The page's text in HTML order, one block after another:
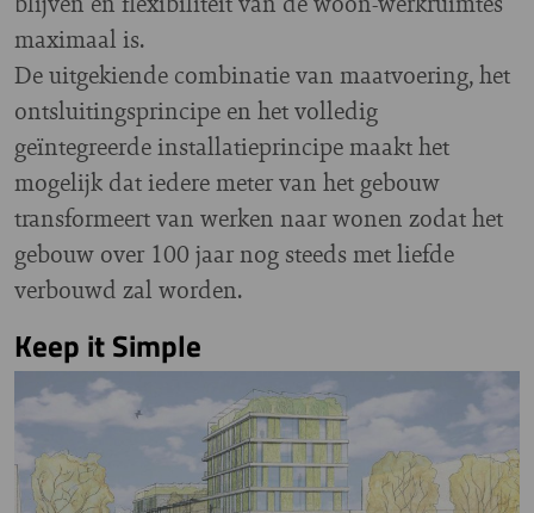
maximaal is.
De uitgekiende combinatie van maatvoering, het
ontsluitingsprincipe en het volledig
geïntegreerde installatieprincipe maakt het
mogelijk dat iedere meter van het gebouw
transformeert van werken naar wonen zodat het
gebouw over 100 jaar nog steeds met liefde
verbouwd zal worden.
Keep it Simple